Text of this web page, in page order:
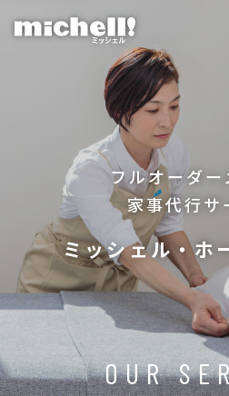
フルオーダー
家事代行サ
ミッシェル・ホ
OUR